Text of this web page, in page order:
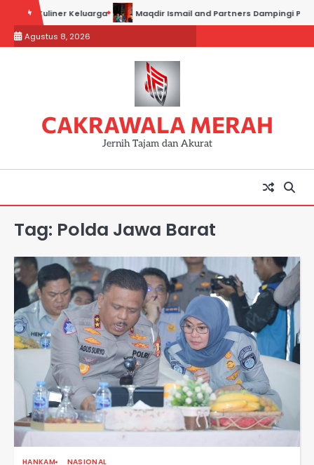
content
Kuliner Keluarga Maqdir Ismail and Partners Dampingi Para
Agustus 8, 2026
CAKRAWALA MERAH
Jernih Tajam dan Akurat
Tag: Polda Jawa Barat
HANKAM NASIONAL